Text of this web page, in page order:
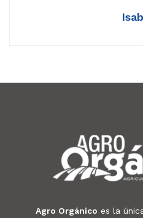
Agro Orgánico es la